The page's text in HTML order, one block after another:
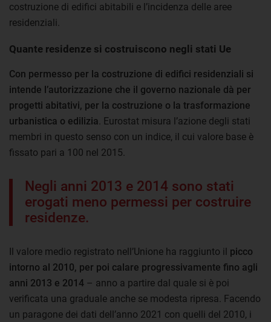
costruzione di edifici abitabili e l’incidenza delle aree
residenziali.
Quante residenze si costruiscono negli stati Ue
Con permesso per la costruzione di edifici residenziali si
intende l’autorizzazione che il governo nazionale dà per
progetti abitativi, per la costruzione o la trasformazione
urbanistica o edilizia . Eurostat misura l’azione degli stati
membri in questo senso con un indice, il cui valore base è
fissato pari a 100 nel 2015.
Negli anni 2013 e 2014 sono stati
erogati meno permessi per costruire
residenze.
Il valore medio registrato nell’Unione ha raggiunto il picco
intorno al 2010, per poi calare progressivamente fino agli
anni 2013 e 2014 – anno a partire dal quale si è poi
verificata una graduale anche se modesta ripresa. Facendo
un paragone dei dati dell’anno 2021 con quelli del 2010, i